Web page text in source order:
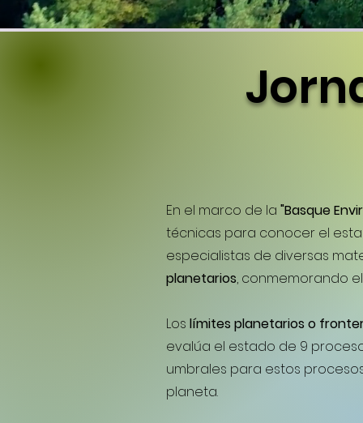
En el marco de la "Basque
técnicas para conocer el
especialistas de diversas
planetarios, conmemorando
Los límites planetarios o
evalúa el estado de 9
umbrales para estos
planeta.